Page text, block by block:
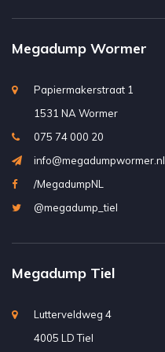
Megadump Wormer
Papiermakerstraat 1
1531 NA Wormer
075 74 000 20
info@megadumpwormer.nl
/MegadumpNL
@megadump_tiel
Megadump Tiel
Lutterveldweg 4
4005 LD Tiel